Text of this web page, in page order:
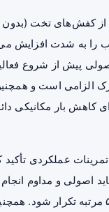
از کفش‌های تخت
را به شدت افزایش
پیش از شروع
الزامی است و
کاهش بار مکانیکی
عملکردی تأکید
ثانیه نگه داشته و ۳ تا ۵ مرتبه